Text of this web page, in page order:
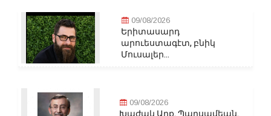
09/08/2026
Երիտասարդ
արուեստագէտ, բնիկ
Մուսալեր...
09/08/2026